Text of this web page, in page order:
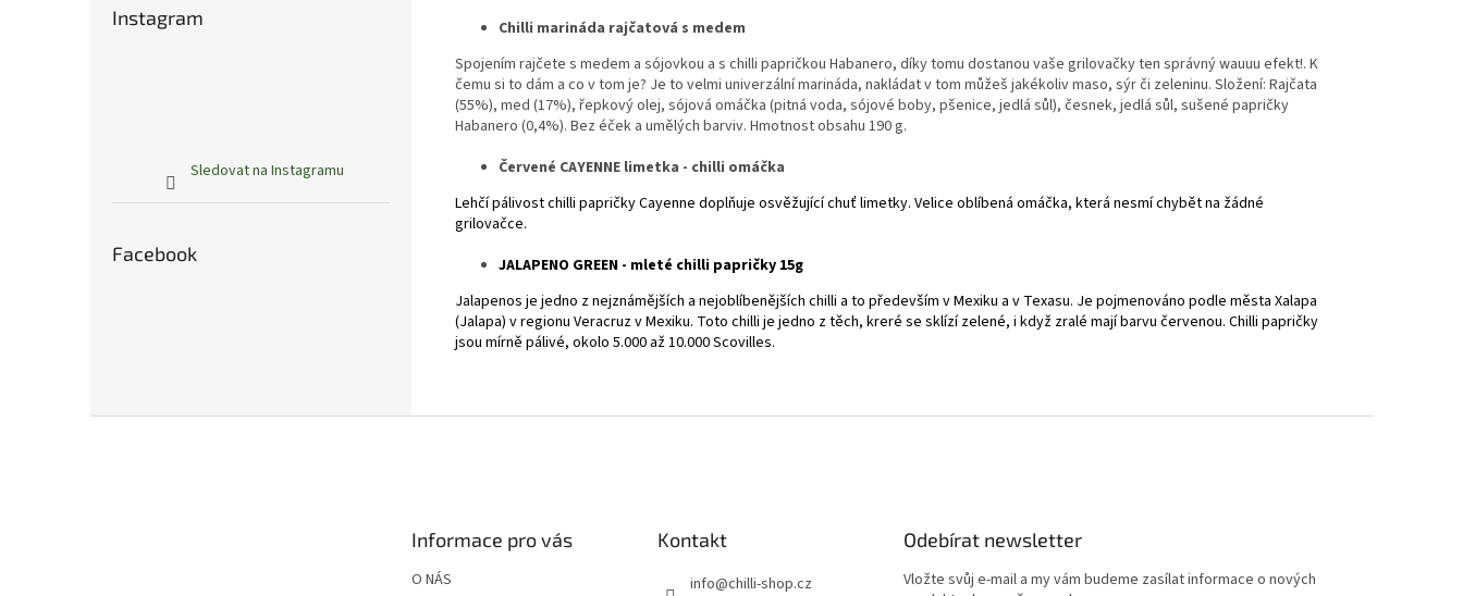
Instagram
Sledovat na Instagramu
Facebook
Chilli marináda rajčatová s medem
Spojením rajčete s medem a sójovkou a s chilli papričkou Habanero, díky tomu dostanou vaše grilovačky ten správný wauuu efekt!. K
čemu si to dám a co v tom je? Je to velmi univerzální marináda, nakládat v tom můžeš jakékoliv maso, sýr či zeleninu. Složení: Rajčata
(55%), med (17%), řepkový olej, sójová omáčka (pitná voda, sójové boby, pšenice, jedlá sůl), česnek, jedlá sůl, sušené papričky
Habanero (0,4%). Bez éček a umělých barviv. Hmotnost obsahu 190 g.
Červené CAYENNE limetka - chilli omáčka
Lehčí pálivost chilli papričky Cayenne doplňuje osvěžující chuť limetky. Velice oblíbená omáčka, která nesmí chybět na žádné
grilovačce.
JALAPENO GREEN - mleté chilli papričky 15g
Jalapenos je jedno z nejznámějších a nejoblíbenějších chilli a to především v Mexiku a v Texasu. Je pojmenováno podle města Xalapa
(Jalapa) v regionu Veracruz v Mexiku. Toto chilli je jedno z těch, kreré se sklízí zelené, i když zralé mají barvu červenou. Chilli papričky
jsou mírně pálivé, okolo 5.000 až 10.000 Scovilles.
Informace pro vás
O NÁS
Kontakt
info@chilli-shop.cz
Odebírat newsletter
Vložte svůj e-mail a my vám budeme zasílat informace o nových